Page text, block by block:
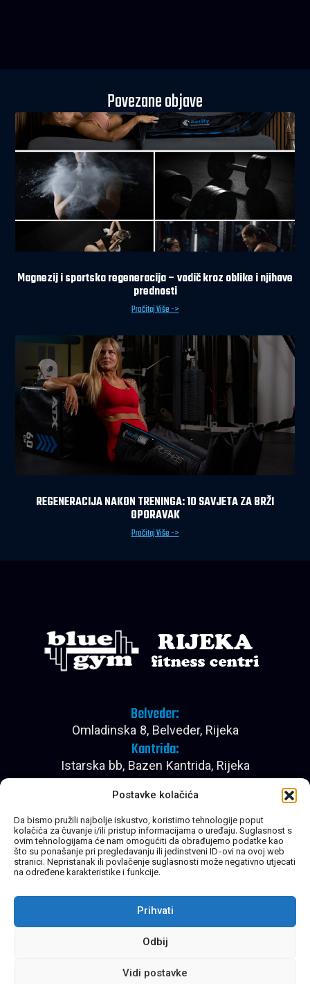
Postavke kolačića
Da bismo pružili najbolje iskustvo, koristimo tehnologije poput
kolačića za čuvanje i/ili pristup informacijama o uređaju. Suglasnost s
ovim tehnologijama će nam omogućiti da obrađujemo podatke kao
što su ponašanje pri pregledavanju ili jedinstveni ID-ovi na ovoj web
stranici. Nepristanak ili povlačenje suglasnosti može negativno utjecati
na određene karakteristike i funkcije.
Prihvati
Odbij
Vidi postavke
Povezane objave
Magnezij i sportska regeneracija – vodič kroz oblike i njihove
prednosti
Pročitaj Više ->
REGENERACIJA NAKON TRENINGA: 10 SAVJETA ZA BRŽI
OPORAVAK
Pročitaj Više ->
Belveder:
Omladinska 8, Belveder, Rijeka
Kantrida:
Istarska bb, Bazen Kantrida, Rijeka
Pon - Pet:
08:00 - 22:30
Subota:
08:00 - 20:30
Nedjelja:
Zatvoreno
Brzi linkoviSocijalne mreže
Facebook
Instagram